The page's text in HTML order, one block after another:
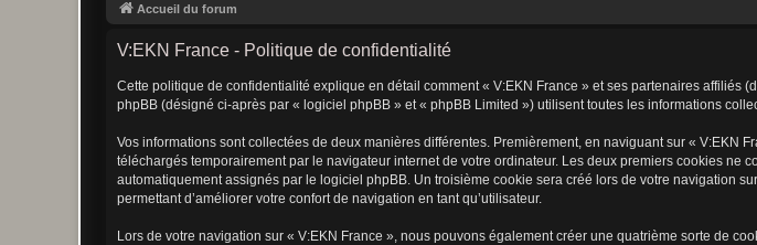
Accueil du forum
V:EKN France - Politique de confidentialité
Cette politique de confidentialité explique en détail comment « V:EKN France » et ses partenaires affiliés
phpBB (désigné ci-après par « logiciel phpBB » et « phpBB Limited ») utilisent toutes les informations
Vos informations sont collectées de deux manières différentes. Premièrement, en naviguant sur «
téléchargés temporairement par le navigateur internet de votre ordinateur. Les deux premiers cookies ne
automatiquement assignés par le logiciel phpBB. Un troisième cookie sera créé lors de votre navigation
permettant d’améliorer votre confort de navigation en tant qu’utilisateur.
Lors de votre navigation sur « V:EKN France », nous pouvons également créer une quatrième sorte de